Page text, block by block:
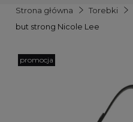
Strona główna Torebki
but strong Nicole Lee
promocja